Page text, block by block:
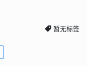
暂无标签